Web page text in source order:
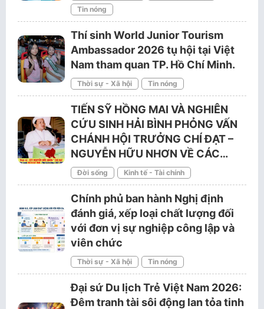
Tin nóng
Thí sinh World Junior Tourism
Ambassador 2026 tụ hội tại Việt
Nam tham quan TP. Hồ Chí Minh.
Thời sự - Xã hội Tin nóng
TIẾN SỸ HỒNG MAI VÀ NGHIÊN
CỨU SINH HẢI BÌNH PHỎNG VẤN
CHÁNH HỘI TRƯỞNG CHÍ ĐẠT –
NGUYỄN HỮU NHƠN VỀ CÁC…
Đời sống Kinh tế - Tài chính
Chính phủ ban hành Nghị định
đánh giá, xếp loại chất lượng đối
với đơn vị sự nghiệp công lập và
viên chức
Thời sự - Xã hội Tin nóng
Đại sứ Du lịch Trẻ Việt Nam 2026:
Đêm tranh tài sôi động lan tỏa tinh